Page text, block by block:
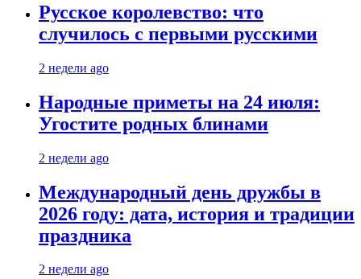
Русское королевство: что
случилось с первыми русскими
2 недели ago
Народные приметы на 24 июля:
Угостите родных блинами
2 недели ago
Международный день дружбы в
2026 году: дата, история и традиции
праздника
2 недели ago